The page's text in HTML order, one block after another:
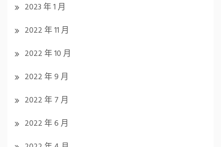
2023 年 1 月
2022 年 11 月
2022 年 10 月
2022 年 9 月
2022 年 7 月
2022 年 6 月